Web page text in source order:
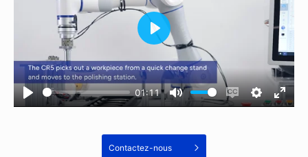
01:11
Contactez-nous